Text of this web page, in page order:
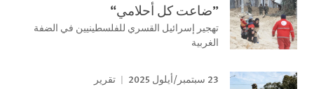
”ضاعت كل أحلامي“
تهجير إسرائيل القسري للفلسطينيين في الضفة
الغربية
23 سبتمبر/أيلول 2025 تقرير